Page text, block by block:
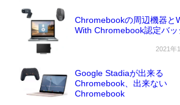
Chromebookの周辺機器と
With Chromebook認定バッ
2021年
Google Stadiaが出来る
Chromebook、出来ない
Chromebook